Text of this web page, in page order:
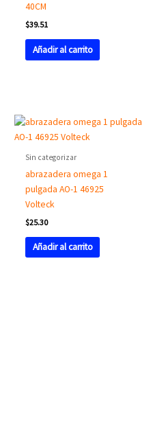
40CM
$39.51
Añadir al carrito
Sin categorizar
abrazadera omega 1
pulgada AO-1 46925
Volteck
$25.30
Añadir al carrito